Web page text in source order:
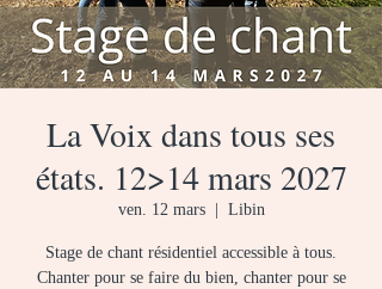
La Voix dans tous ses
états. 12>14 mars 2027
ven. 12 mars
  |
Libin
Stage de chant résidentiel accessible à tous.
Chanter pour se faire du bien, chanter pour se